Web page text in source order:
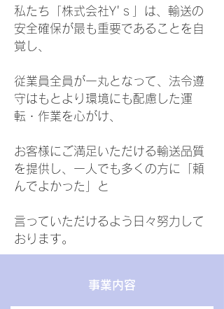
私たち「株式会社Y'ｓ」は、輸送の
安全確保が最も重要であることを自
覚し、
従業員全員が一丸となって、法令遵
守はもとより環境にも配慮した運
転・作業を心がけ、
お客様にご満足いただける輸送品質
を提供し、一人でも多くの方に「頼
んでよかった」と
言っていただけるよう日々努力して
おります。
事業内容